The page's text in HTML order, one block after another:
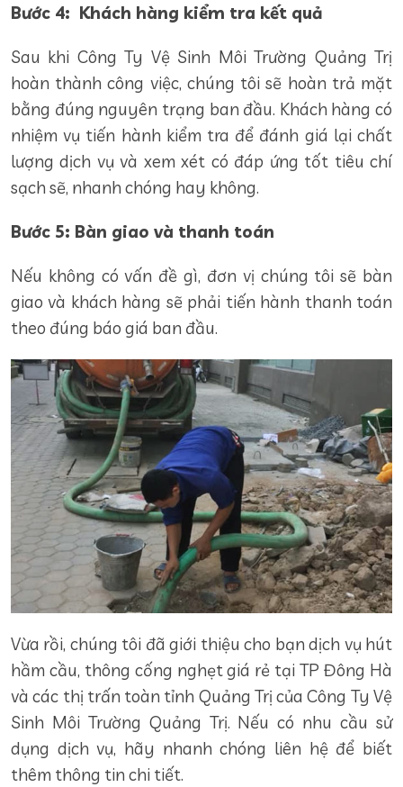
Bước 4: Khách hàng kiểm tra kết quả
Sau khi Công Ty Vệ Sinh Môi Trường Quảng Trị
hoàn thành công việc, chúng tôi sẽ hoàn trả mặt
bằng đúng nguyên trạng ban đầu. Khách hàng có
nhiệm vụ tiến hành kiểm tra để đánh giá lại chất
lượng dịch vụ và xem xét có đáp ứng tốt tiêu chí
sạch sẽ, nhanh chóng hay không.
Bước 5: Bàn giao và thanh toán
Nếu không có vấn đề gì, đơn vị chúng tôi sẽ bàn
giao và khách hàng sẽ phải tiến hành thanh toán
theo đúng báo giá ban đầu.
Vừa rồi, chúng tôi đã giới thiệu cho bạn dịch vụ hút
hầm cầu, thông cống nghẹt giá rẻ tại TP Đông Hà
và các thị trấn toàn tỉnh Quảng Trị của Công Ty Vệ
Sinh Môi Trường Quảng Trị. Nếu có nhu cầu sử
dụng dịch vụ, hãy nhanh chóng liên hệ để biết
thêm thông tin chi tiết.